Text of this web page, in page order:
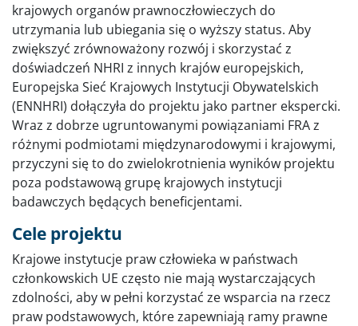
krajowych organów prawnoczłowieczych do
utrzymania lub ubiegania się o wyższy status. Aby
zwiększyć zrównoważony rozwój i skorzystać z
doświadczeń NHRI z innych krajów europejskich,
Europejska Sieć Krajowych Instytucji Obywatelskich
(ENNHRI) dołączyła do projektu jako partner ekspercki.
Wraz z dobrze ugruntowanymi powiązaniami FRA z
różnymi podmiotami międzynarodowymi i krajowymi,
przyczyni się to do zwielokrotnienia wyników projektu
poza podstawową grupę krajowych instytucji
badawczych będących beneficjentami.
Cele projektu
Krajowe instytucje praw człowieka w państwach
członkowskich UE często nie mają wystarczających
zdolności, aby w pełni korzystać ze wsparcia na rzecz
praw podstawowych, które zapewniają ramy prawne